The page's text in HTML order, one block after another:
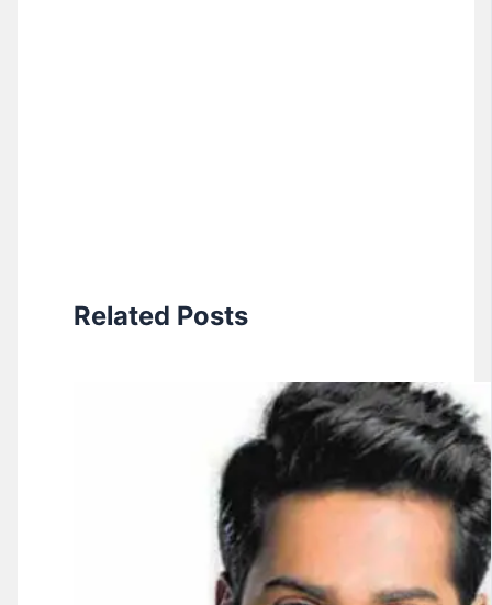
Related Posts